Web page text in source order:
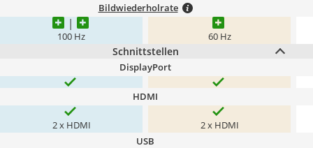
Bildwiederholrate
100 Hz 60 Hz
Schnittstellen
DisplayPort
HDMI
2 x HDMI 2 x HDMI
USB